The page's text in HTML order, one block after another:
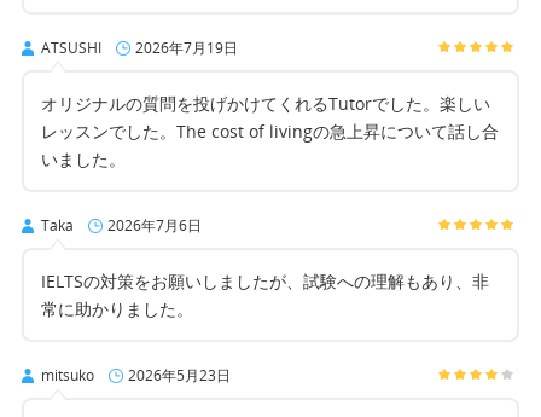
ATSUSHI 2026年7月19日
オリジナルの質問を投げかけてくれるTutorでした。楽しい
レッスンでした。The cost of livingの急上昇について話し合
いました。
Taka 2026年7月6日
IELTSの対策をお願いしましたが、試験への理解もあり、非
常に助かりました。
mitsuko 2026年5月23日